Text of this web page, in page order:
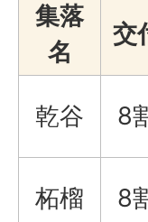
集落
名
交
乾谷 8
柘榴 8